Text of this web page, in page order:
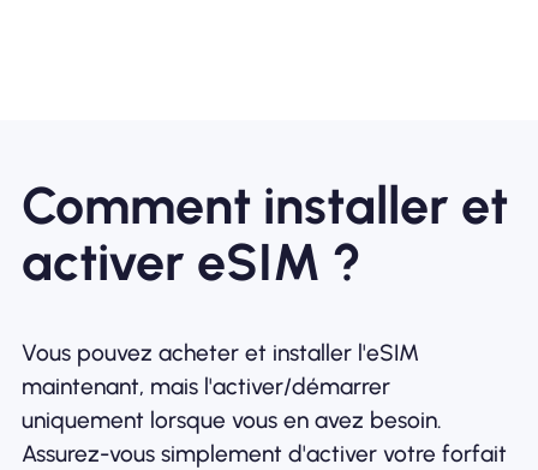
Comment installer et
activer eSIM ?
Vous pouvez acheter et installer l'eSIM
maintenant, mais l'activer/démarrer
uniquement lorsque vous en avez besoin.
Assurez-vous simplement d'activer votre forfait